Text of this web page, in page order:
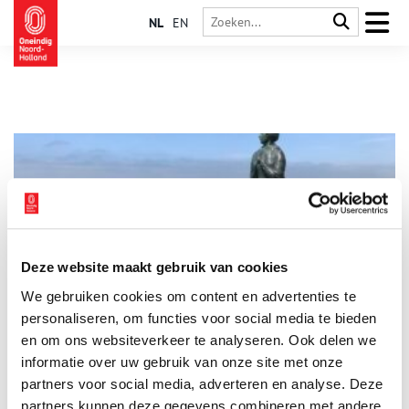
Deze website maakt gebruik van cookies
We gebruiken cookies om content en advertenties te
personaliseren, om functies voor social media te bieden
en om ons websiteverkeer te analyseren. Ook delen we
informatie over uw gebruik van onze site met onze
partners voor social media, adverteren en analyse. Deze
partners kunnen deze gegevens combineren met andere
NL EN
Aan het strand in Egmond aan Zee is het in de zomer heerlijk
vertoeven. Wandelend op de boulevard langs de viskramen zie
je hoe het dorp al eeuwenlang verbonden is aan de visserij.
Dagjesmensen klimmen bij de vuurtoren de trap omhoog om
van het mooie uitzicht te genieten. Hier op de Vureboetsduin
staat een bijzonder bronzen beeld van een vissersvrouw: Het
Vraauwtje van Derper. Ze kijkt uit over de zee, die gaf en nam.